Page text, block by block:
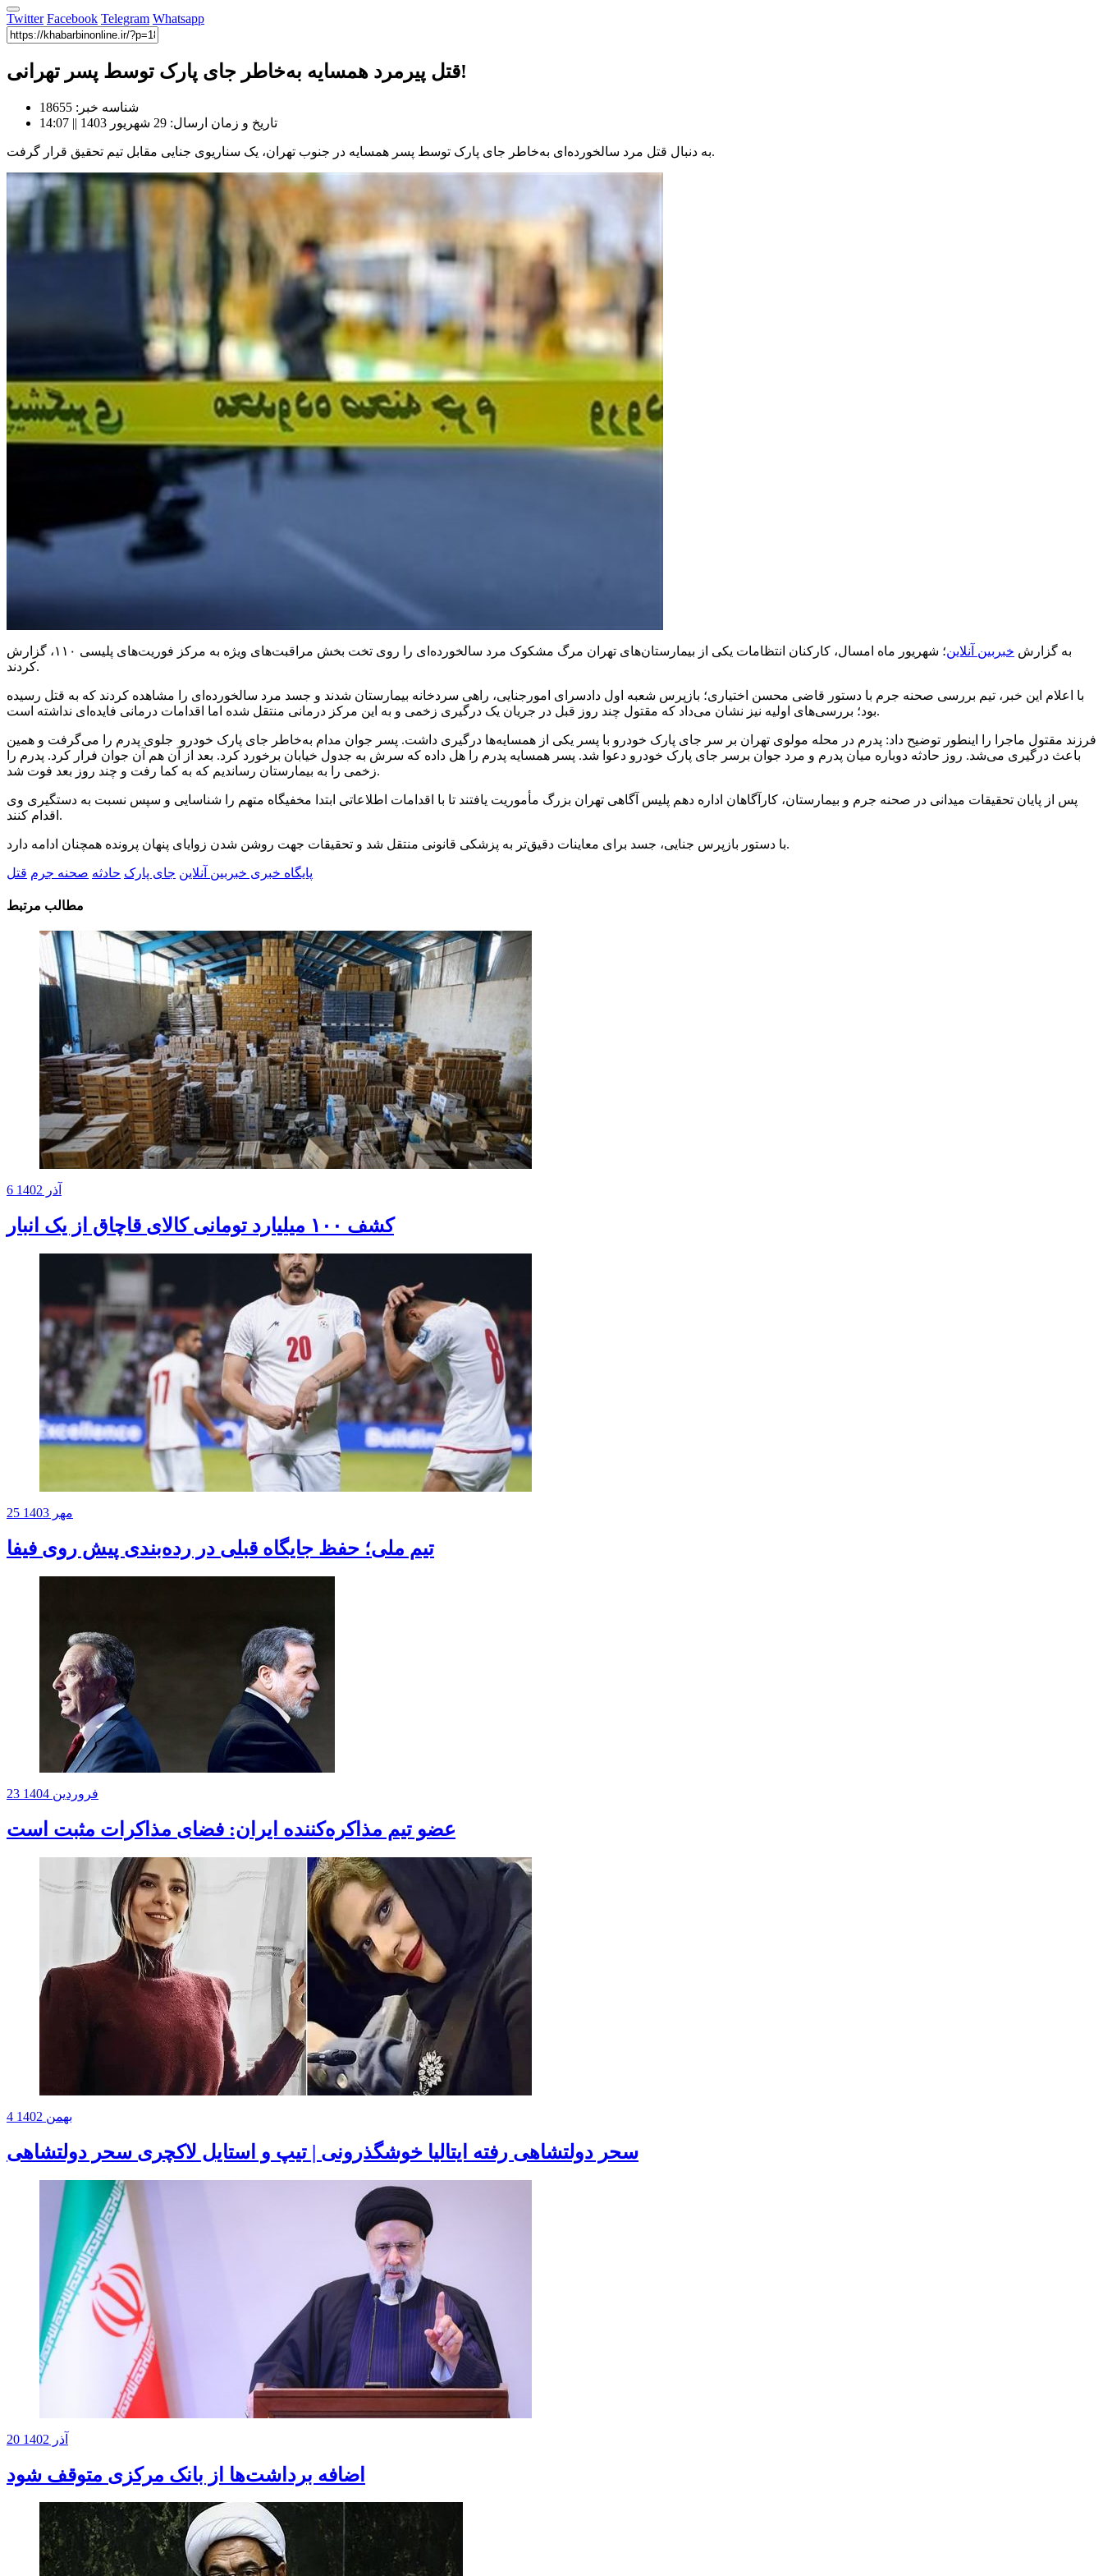
Twitter Facebook Telegram Whatsapp
قتل پیرمرد همسایه به‌خاطر جای پارک توسط پسر تهرانی!
شناسه خبر: 18655
تاریخ و زمان ارسال: 29 شهریور 1403 || 14:07
به دنبال قتل مرد سالخورده‌ای به‌خاطر جای پارک توسط پسر همسایه در جنوب تهران، یک سناریوی جنایی مقابل تیم تحقیق قرار گرفت.
به گزارش خبربین آنلاین
؛ شهریور ماه امسال، کارکنان انتظامات یکی از بیمارستان‌های تهران مرگ مشکوک مرد سالخورده‌ای را روی تخت بخش مراقبت‌های ویژه به مرکز فوریت‌های پلیسی ۱۱۰، گزارش
کردند.
با اعلام این خبر، تیم بررسی صحنه جرم با دستور قاضی محسن اختیاری؛ بازپرس شعبه اول دادسرای امورجنایی، راهی سردخانه بیمارستان شدند و جسد مرد سالخورده‌ای را مشاهده کردند که به قتل رسیده
بود؛ بررسی‌های اولیه نیز نشان می‌داد که مقتول چند روز قبل در جریان یک درگیری زخمی و به این مرکز درمانی منتقل شده اما اقدامات درمانی فایده‌ای نداشته است.
فرزند مقتول ماجرا را اینطور توضیح داد: پدرم در محله مولوی تهران بر سر جای پارک خودرو با پسر یکی از همسایه‌ها درگیری داشت‌. پسر جوان مدام به‌خاطر جای پارک خودرو جلوی پدرم را می‌گرفت و همین
باعث درگیری می‌شد‌. روز حادثه دوباره میان پدرم و مرد جوان برسر جای پارک خودرو دعوا شد. پسر همسایه پدرم را هل داده که سرش به جدول خیابان برخورد کرد. بعد از آن هم آن جوان فرار کرد. پدرم را
زخمی را به بیمارستان رساندیم که به کما رفت و چند روز بعد فوت شد.
پس از پایان تحقیقات میدانی در صحنه جرم و بیمارستان، کارآگاهان اداره دهم پلیس آگاهی تهران بزرگ مأموریت یافتند تا با اقدامات اطلاعاتی ابتدا مخفیگاه متهم را شناسایی و سپس نسبت به دستگیری وی
اقدام کنند.
با دستور بازپرس جنایی، جسد برای معاینات دقیق‌تر به پزشکی قانونی منتقل شد و تحقیقات جهت روشن شدن زوایای پنهان پرونده همچنان ادامه دارد.
پایگاه خبری خبربین آنلاین جای پارک حادثه صحنه جرم قتل
مطالب مرتبط
6 آذر 1402
کشف ۱۰۰ میلیارد تومانی کالای قاچاق از یک انبار
25 مهر 1403
تیم ملی؛ حفظ جایگاه قبلی در رده‌بندی پیش روی فیفا
23 فروردین 1404
عضو تیم مذاکره‌کننده ایران: فضای مذاکرات مثبت است
4 بهمن 1402
سحر دولتشاهی رفته ایتالیا خوشگذرونی | تیپ و استایل لاکچری سحر دولتشاهی
20 آذر 1402
اضافه برداشت‌ها از بانک مرکزی متوقف شود